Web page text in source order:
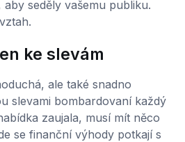
seděly vašemu publiku.
ke slevám
ale také snadno
slevami bombardovaní každý
zaujala, musí mít něco
se finanční výhody potkají s